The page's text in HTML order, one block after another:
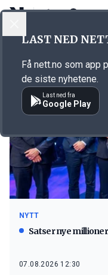
Emne:
NYTT
Satser nye
07.08.2026 12:30
LAST NED
Få nett.no som app
de siste nyhetene.
Last ned fra
Google Play